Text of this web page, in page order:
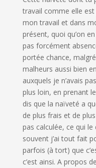
travail comme elle
mon travail et dans
présent, quoi qu’on
pas forcément
portée chance,
malheurs aussi bien
auxquels je n’avais
plus loin, en prenant
dis que la naïveté a
de plus frais et de
pas calculée, ce qui
souvent j’ai tout fait
parfois (à tort) que
c’est ainsi. A propos